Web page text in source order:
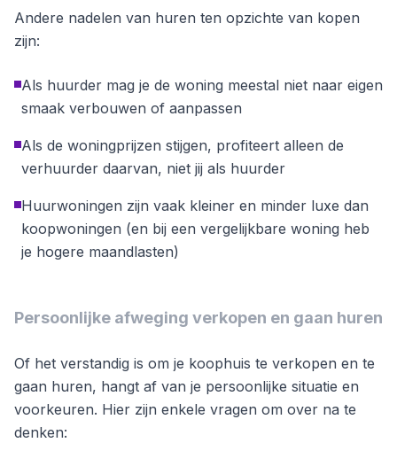
Andere nadelen van huren ten opzichte van kopen
zijn:
Als huurder mag je de woning meestal niet naar eigen
smaak verbouwen of aanpassen
Als de woningprijzen stijgen, profiteert alleen de
verhuurder daarvan, niet jij als huurder
Huurwoningen zijn vaak kleiner en minder luxe dan
koopwoningen (en bij een vergelijkbare woning heb
je hogere maandlasten)
Persoonlijke afweging verkopen en gaan huren
Of het verstandig is om je koophuis te verkopen en te
gaan huren, hangt af van je persoonlijke situatie en
voorkeuren. Hier zijn enkele vragen om over na te
denken: